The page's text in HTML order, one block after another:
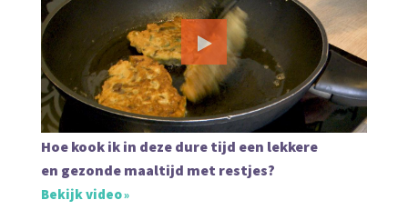
Hoe kook ik in deze dure tijd een lekkere
en gezonde maaltijd met restjes?
Bekijk video